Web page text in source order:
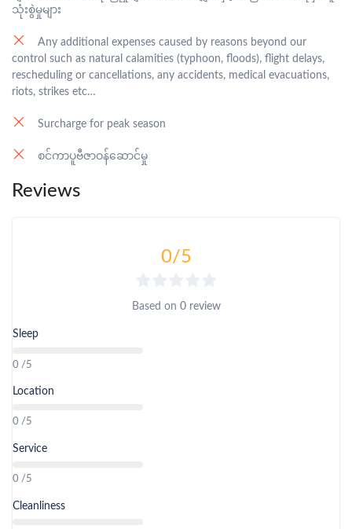
သုံးစွဲမှုများ
Any additional expenses caused by reasons beyond our
control such as natural calamities (typhoon, floods), flight delays,
rescheduling or cancellations, any accidents, medical evacuations,
riots, strikes etc…
Surcharge for peak season
စင်ကာပူဗီဇာဝန်ဆောင်မှု
Reviews
0/5
Based on 0 review
Sleep
0 /5
Location
0 /5
Service
0 /5
Cleanliness